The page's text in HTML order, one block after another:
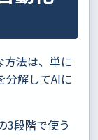
方法は、単に
分解してAIに
段階で使う